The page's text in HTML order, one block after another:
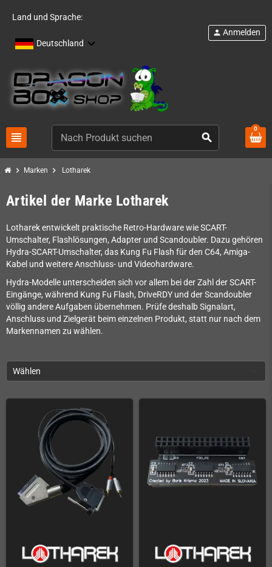
Land und Sprache:
Deutschland
view_headline search
person Anmelden
0
chevron_right Marken chevron_right Lotharek
Artikel der Marke Lotharek
Lotharek entwickelt praktische Retro-Hardware wie SCART-
Umschalter, Flashlösungen, Adapter und Scandoubler. Dazu gehören
Hydra-SCART-Umschalter, das Kung Fu Flash für den C64, Amiga-
Kabel und weitere Anschluss- und Videohardware.
Hydra-Modelle unterscheiden sich vor allem bei der Zahl der SCART-
Eingänge, während Kung Fu Flash, DriveRDY und der Scandoubler
völlig andere Aufgaben übernehmen. Prüfe deshalb Signalart,
Anschluss und Zielgerät beim einzelnen Produkt, statt nur nach dem
Markennamen zu wählen.
Wählen